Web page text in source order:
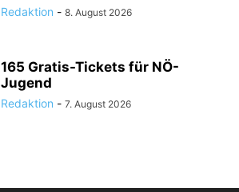
Redaktion - 8. August 2026
165 Gratis-Tickets für NÖ-
Jugend
Redaktion - 7. August 2026